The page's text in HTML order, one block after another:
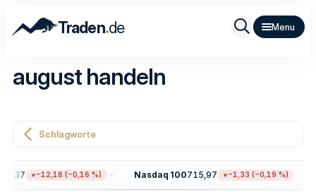
Traden.de
august handeln
Schlagworte
−12,18 (−0,16 %) Nasdaq 100715,97 −1,33 (−0,19 %)